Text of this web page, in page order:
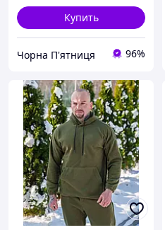
Купить
Чорна П'ятниця 96%